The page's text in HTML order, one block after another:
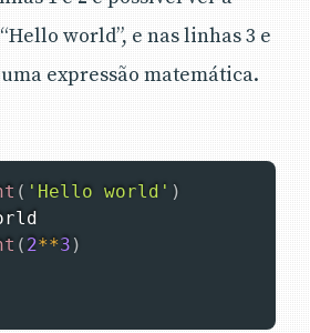
world”, e nas linhas 3 e
expressão matemática.
( 'Hello world' )
( 2**3 )